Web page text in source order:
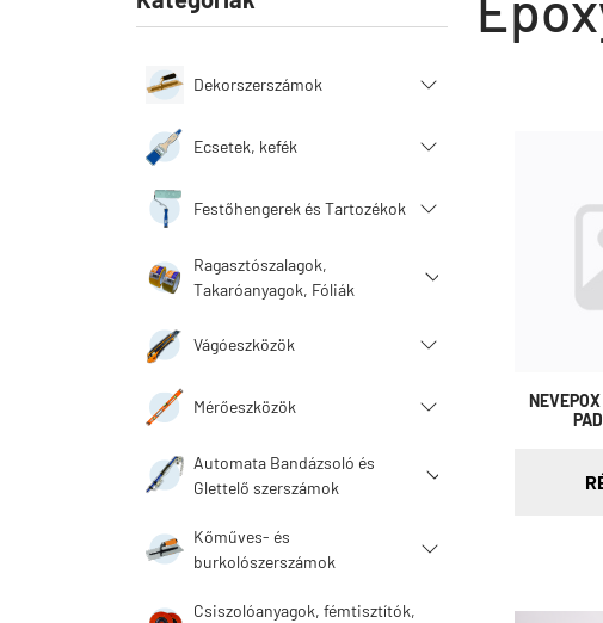
Dekorszerszámok
Ecsetek, kefék
Festőhengerek és Tartozékok
Ragasztószalagok,
Takaróanyagok, Fóliák
Vágóeszközök
Mérőeszközök
Automata Bandázsoló és
Glettelő szerszámok
Kőműves- és
burkolószerszámok
Csiszolóanyagok, fémtisztítók,